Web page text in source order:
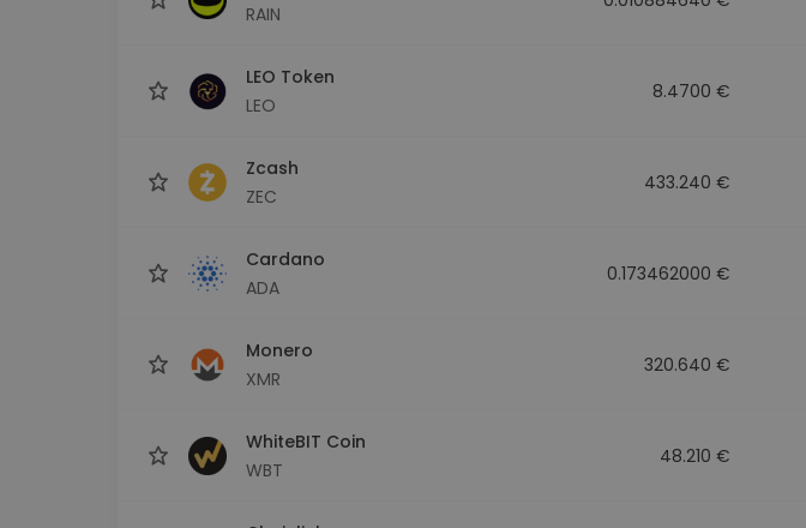
RAIN
LEO Token
LEO
8.4700 €
Zcash
ZEC
433.240 €
Cardano
ADA
0.173462000 €
Monero
XMR
320.640 €
WhiteBIT Coin
WBT
48.210 €